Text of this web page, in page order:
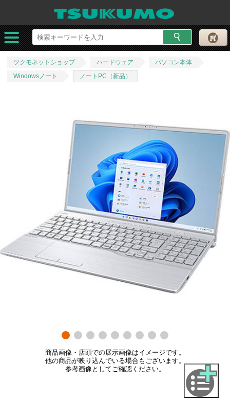
ツクモネットショップ ハードウェア
パソコン本体
Windowsノート
ノートPC（新品）
商品画像・店頭での展示画像はイメージです。
他の商品が映り込んでいる場合もございます。
参考画像としてご確認ください。